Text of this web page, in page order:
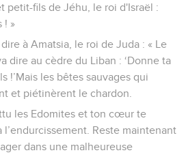
petit-fils de Jéhu, le roi d'Israël :
! »
à Amatsia, le roi de Juda : « Le
dire au cèdre du Liban : ‘Donne ta
!’Mais les bêtes sauvages qui
et piétinèrent le chardon.
les Edomites et ton cœur te
l’endurcissement. Reste maintenant
dans une malheureuse